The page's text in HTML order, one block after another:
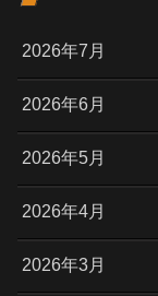
2026年7月
2026年6月
2026年5月
2026年4月
2026年3月